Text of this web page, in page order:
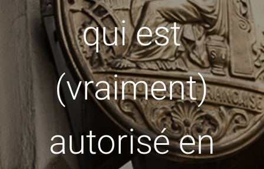
qui est
(vraiment)
autorisé en